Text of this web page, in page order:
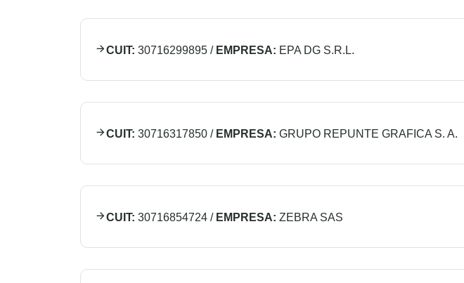
CUIT: 30716299895 / EMPRESA: EPA DG S.R.L.
CUIT: 30716317850 / EMPRESA: GRUPO REPUNTE GRAFICA S. A.
CUIT: 30716854724 / EMPRESA: ZEBRA SAS